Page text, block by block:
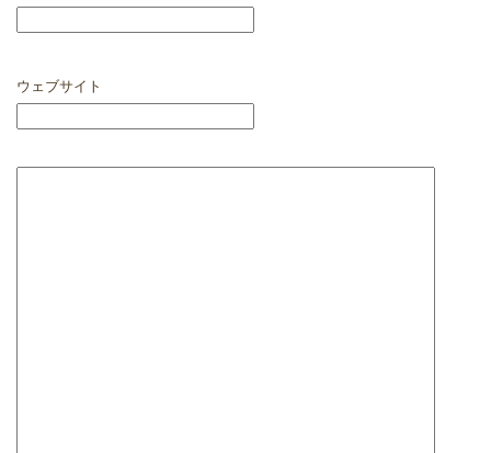
ウェブサイト